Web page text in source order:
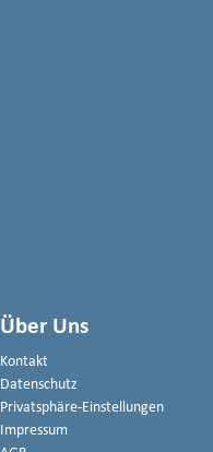
Über Uns
Kontakt
Datenschutz
Privatsphäre-Einstellungen
Impressum